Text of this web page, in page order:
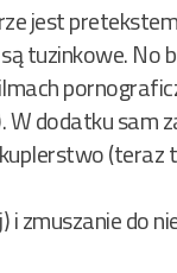
jest
tuzinkowe.
dodatku sam
(teraz
do